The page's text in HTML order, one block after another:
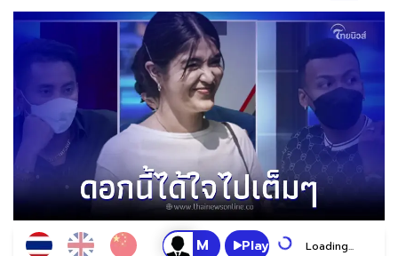
Play Loading...